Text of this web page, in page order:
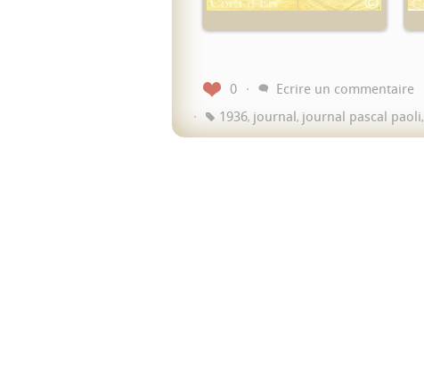
0
Ecrire un commentaire
1936, journal, journal pascal paoli,